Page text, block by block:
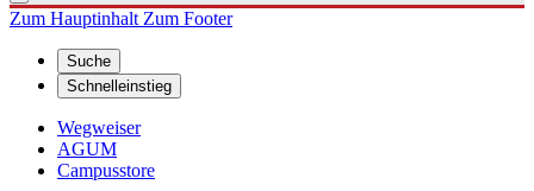
Zum HauptinhaltZum Footer
Suche
Schnelleinstieg
Wegweiser
AGUM
Campusstore